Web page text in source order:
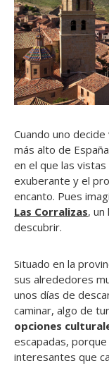
Cuando uno
más alto de
en el que las
exuberante y el
encanto. Pues
Las Corralizas, un
descubrir.
Situado en la
sus alrededores
unos días de
caminar, algo de
opciones
escapadas,
interesantes que